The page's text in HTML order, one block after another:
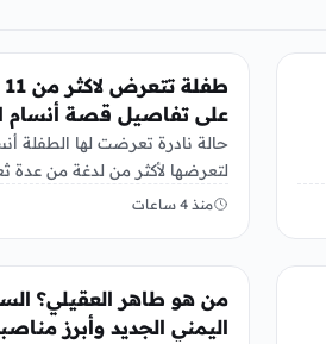
على تفاصيل قصة أنسام
حالة نادرة تعرضت لها الطفلة
لتعرضها لأكثر من لدغة من عدة
منذ 4 ساعات
من هو طاهر العقيلي؟
اليمني الجديد وأبرز